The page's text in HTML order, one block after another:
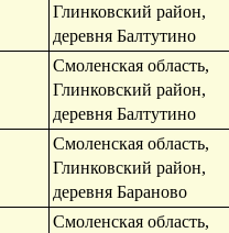
Глинковский район,
деревня Балтутино
Смоленская область,
Глинковский район,
деревня Балтутино
Смоленская область,
Глинковский район,
деревня Бараново
Смоленская область,